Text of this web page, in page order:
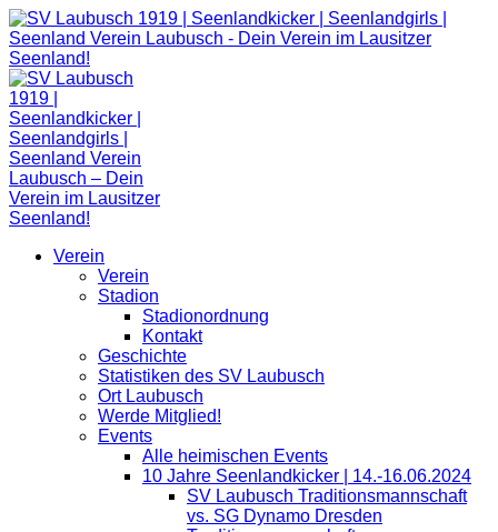
Zum
Inhalt
springen
Verein
Verein
Stadion
Stadionordnung
Kontakt
Geschichte
Statistiken des SV Laubusch
Ort Laubusch
Werde Mitglied!
Events
Alle heimischen Events
10 Jahre Seenlandkicker | 14.-16.06.2024
SV Laubusch Traditionsmannschaft
vs. SG Dynamo Dresden